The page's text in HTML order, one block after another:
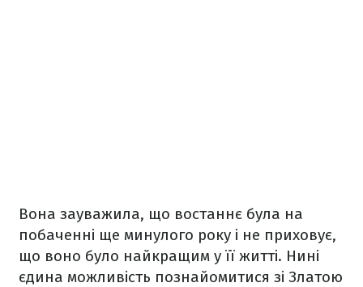
Вона зауважила, що востаннє була на
побаченні ще минулого року і не приховує,
що воно було найкращим у її житті. Нині
єдина можливість познайомитися зі Златою